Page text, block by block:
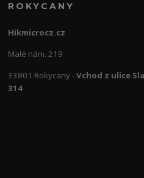
ROKYCANY
Hikmicrocz.cz
Malé nám. 219
33801 Rokycany -Vchod z ulice
314